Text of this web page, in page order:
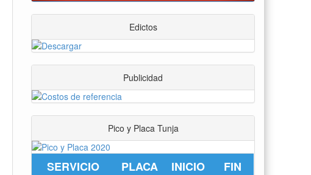
Edictos
Publicidad
Pico y Placa Tunja
SERVICIO PLACA INICIO FIN